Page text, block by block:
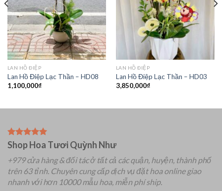
LAN HỒ ĐIỆP
Lan Hồ Điệp Lạc Thần – HD08
1,100,000₫
LAN HỒ ĐIỆP
Lan Hồ Điệp Lạc Thần – HD03
3,850,000₫
Shop Hoa Tươi Quỳnh Như
+979 cửa hàng & đối tác ở tất cả các quận, huyện, thành phố
trên 63 tỉnh. Chuyên cung cấp dịch vụ đặt hoa online giao
nhanh với hơn 10000 mẫu hoa, miễn phí ship.